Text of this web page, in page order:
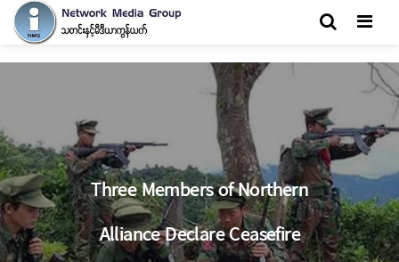
Three Members of Northern
Alliance Declare Ceasefire